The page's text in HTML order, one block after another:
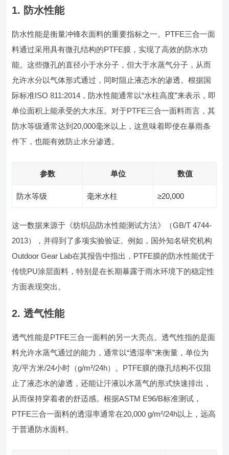
1. 防水性能
防水性能是衡量冲锋衣面料的重要指标之一。PTFE三合一面
料通过采用具有微孔结构的PTFE膜，实现了高效的防水功
能。这些微孔的直径小于水分子，但大于水蒸气分子，从而
允许水分以气体形式通过，同时阻止液态水的渗透。根据国
际标准ISO 811:2014，防水性能通常以“水柱高度”来表示，即
单位面积上能承受的大水压。对于PTFE三合一面料而言，其
防水等级通常达到20,000毫米以上，这意味着即使在暴雨条
件下，也能有效防止水分渗透。
参数 单位 数值
防水等级 毫米水柱 ≥20,000
这一数据来源于《纺织品防水性能测试方法》（GB/T 4744-
2013），并得到了多项实验验证。例如，国外知名研究机构
Outdoor Gear Lab在其报告中指出，PTFE膜的防水性能优于
传统PU涂层面料，特别是在长期暴露于雨水环境下的稳定性
方面表现突出。
2. 透气性能
透气性能是PTFE三合一面料的另一大亮点。透气性指的是面
料允许水蒸气通过的能力，通常以“透湿率”来衡量，单位为
克/平方米/24小时（g/m²/24h）。PTFE膜的微孔结构不仅阻
止了液态水的渗透，还能让汗液以水蒸气的形式快速排出，
从而保持穿着者的舒适感。根据ASTM E96/B标准测试，
PTFE三合一面料的透湿率通常在20,000 g/m²/24h以上，远高
于普通防水面料。